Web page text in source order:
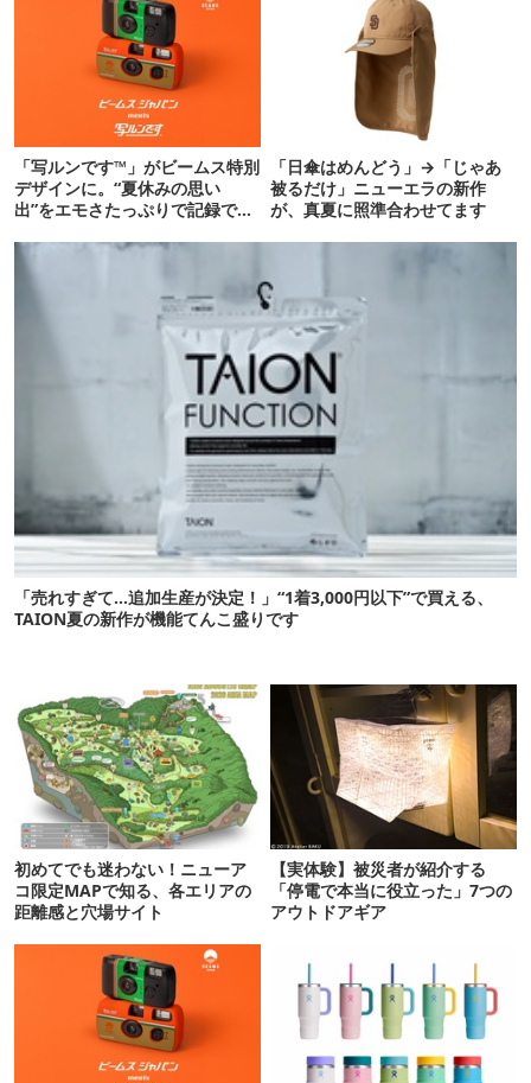
「写ルンです™」がビームス特別
デザインに。“夏休みの思い
出”をエモさたっぷりで記録でき
「日傘はめんどう」→「じゃあ
被るだけ」ニューエラの新作
が、真夏に照準合わせてます
「売れすぎて…追加生産が決定！」“1着3,000円以下”で買える、
TAION夏の新作が機能てんこ盛りです
初めてでも迷わない！ニューア
コ限定MAPで知る、各エリアの
距離感と穴場サイト
【実体験】被災者が紹介する
「停電で本当に役立った」7つの
アウトドアギア